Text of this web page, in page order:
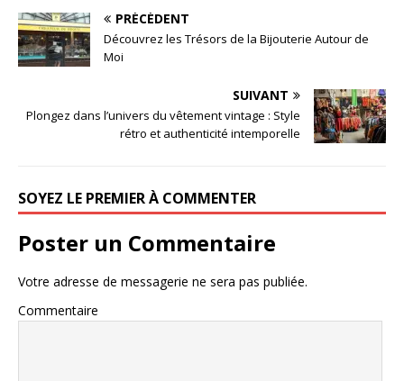
PRÉCÉDENT
Découvrez les Trésors de la Bijouterie Autour de
Moi
SUIVANT
Plongez dans l’univers du vêtement vintage : Style
rétro et authenticité intemporelle
SOYEZ LE PREMIER À COMMENTER
Poster un Commentaire
Votre adresse de messagerie ne sera pas publiée.
Commentaire